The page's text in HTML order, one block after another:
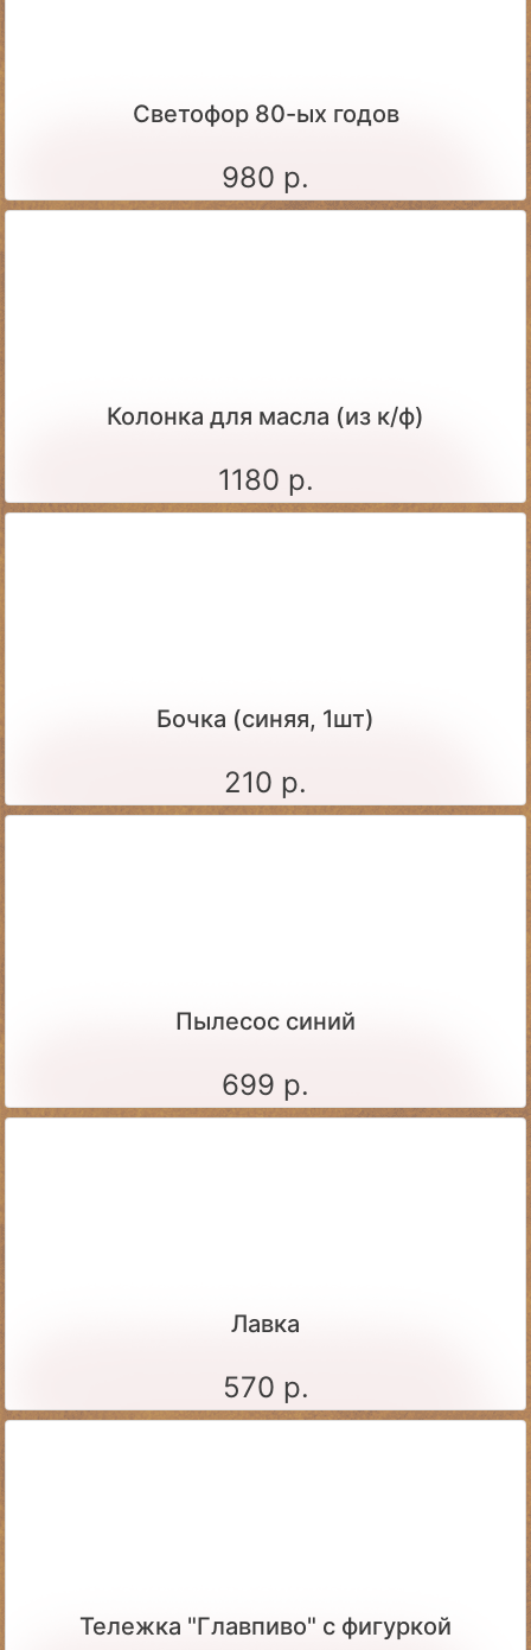
Светофор 80-ых годов
980 р.
Колонка для масла (из к/ф)
1180 р.
Бочка (синяя, 1шт)
210 р.
Пылесос синий
699 р.
Лавка
570 р.
Тележка "Главпиво" с фигуркой